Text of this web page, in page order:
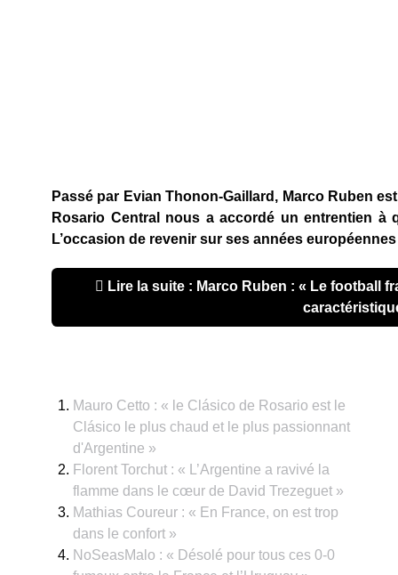
Passé par Evian Thonon-Gaillard, Marco Ruben
Rosario Central nous a accordé un entrentien à
L’occasion de revenir sur ses années
Lire la suite : Marco Ruben : « Le football
Mauro Cetto : « le Clásico de Rosario est le
Clásico le plus chaud et le plus passionnant
d'Argentine »
Florent Torchut : « L’Argentine a ravivé la
flamme dans le cœur de David Trezeguet »
Mathias Coureur : « En France, on est trop
dans le confort »
NoSeasMalo : « Désolé pour tous ces 0-0